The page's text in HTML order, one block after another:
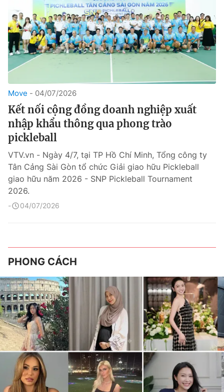
Move 04/07/2026
Kết nối cộng đồng doanh nghiệp xuất
nhập khẩu thông qua phong trào
pickleball
VTV.vn - Ngày 4/7, tại TP Hồ Chí Minh, Tổng công ty
Tân Cảng Sài Gòn tổ chức Giải giao hữu Pickleball
giao hữu năm 2026 - SNP Pickleball Tournament
2026.
04/07/2026
PHONG CÁCH